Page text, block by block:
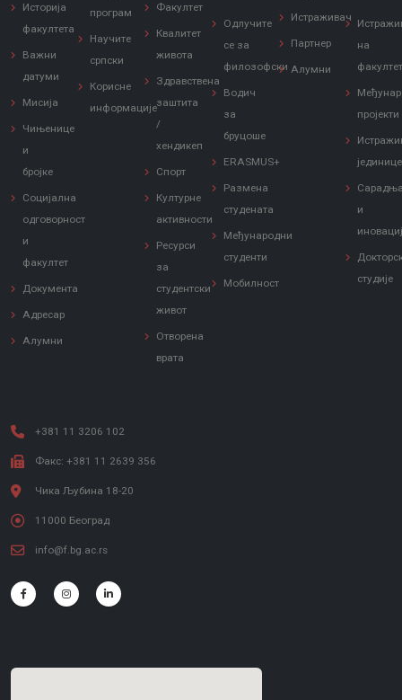
Историја
факултета
Важни
датуми
Мисија
Чињенице
и
бројке
Социјална
одговорност
и
факултет
Документа
Адресар
Алумни
програм
Научите
српски
Корисне
информације
Факултет
Квалитет
живота
Здравствена
заштита
/
хендикеп
Спорт
Културне
активности
Ресурси
за
студентски
живот
Отворена
врата
Одлучите
се за
филозофски
Водич
за
бруцоше
ERASMUS+
Размена
студената
Међународни
студенти
Мобилност
Истраживач
Партнер
Алумни
на
пројекти
јединице
и
студије
+381 11 3206 102
Факс: +381 11 2639 356
Чика Љубина 18-20
11000 Београд
info@f.bg.ac.rs